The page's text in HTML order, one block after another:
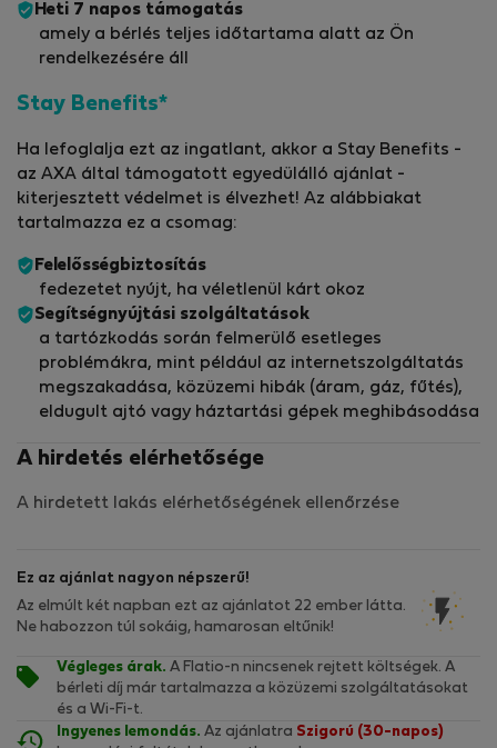
Heti 7 napos támogatás
amely a bérlés teljes időtartama alatt az Ön
rendelkezésére áll
Stay Benefits*
Ha lefoglalja ezt az ingatlant, akkor a Stay Benefits -
az AXA által támogatott egyedülálló ajánlat -
kiterjesztett védelmet is élvezhet! Az alábbiakat
tartalmazza ez a csomag:
Felelősségbiztosítás
fedezetet nyújt, ha véletlenül kárt okoz
Segítségnyújtási szolgáltatások
a tartózkodás során felmerülő esetleges
problémákra, mint például az internetszolgáltatás
megszakadása, közüzemi hibák (áram, gáz, fűtés),
eldugult ajtó vagy háztartási gépek meghibásodása
A hirdetés elérhetősége
A hirdetett lakás elérhetőségének ellenőrzése
Ez az ajánlat nagyon népszerű!
Az elmúlt két napban ezt az ajánlatot 22 ember látta.
Ne habozzon túl sokáig, hamarosan eltűnik!
Végleges árak. A Flatio-n nincsenek rejtett költségek. A
bérleti díj már tartalmazza a közüzemi szolgáltatásokat
és a Wi-Fi-t.
Ingyenes lemondás. Az ajánlatra Szigorú (30-napos)